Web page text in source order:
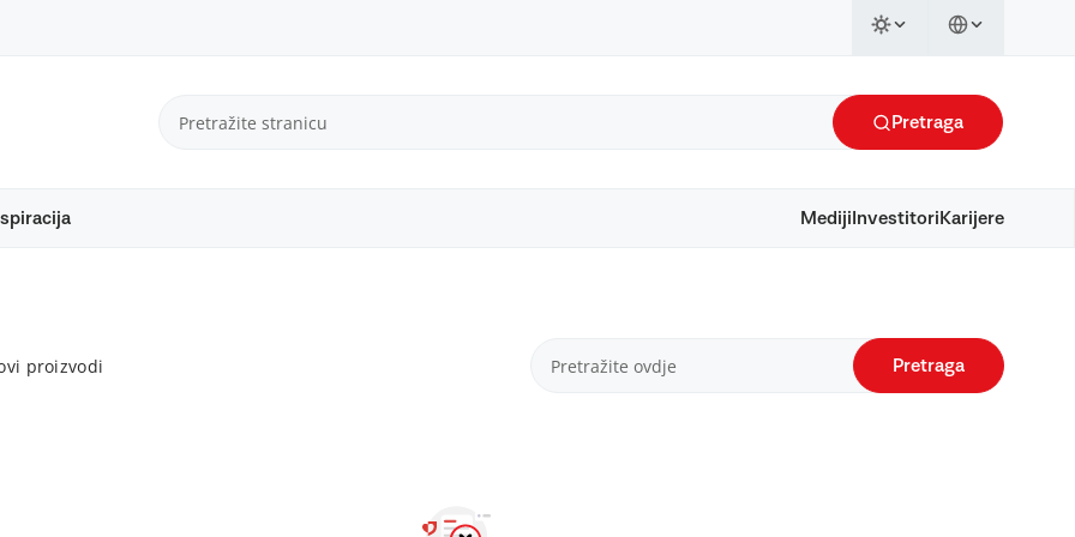
Pretraga
Mediji Investitori Karijere
proizvodi Pretraga